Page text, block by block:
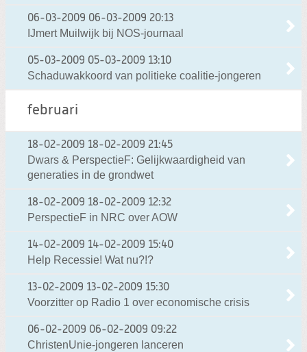
06-03-2009 06-03-2009 20:13
IJmert Muilwijk bij NOS-journaal
05-03-2009 05-03-2009 13:10
Schaduwakkoord van politieke coalitie-jongeren
februari
18-02-2009 18-02-2009 21:45
Dwars & PerspectieF: Gelijkwaardigheid van
generaties in de grondwet
18-02-2009 18-02-2009 12:32
PerspectieF in NRC over AOW
14-02-2009 14-02-2009 15:40
Help Recessie! Wat nu?!?
13-02-2009 13-02-2009 15:30
Voorzitter op Radio 1 over economische crisis
06-02-2009 06-02-2009 09:22
ChristenUnie-jongeren lanceren